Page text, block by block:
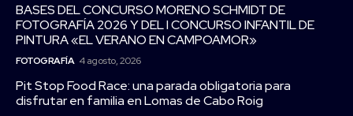
BASES DEL CONCURSO MORENO SCHMIDT DE
FOTOGRAFÍA 2026 Y DEL I CONCURSO INFANTIL DE
PINTURA «EL VERANO EN CAMPOAMOR»
FOTOGRAFÍA 4 agosto, 2026
Pit Stop Food Race: una parada obligatoria para
disfrutar en familia en Lomas de Cabo Roig